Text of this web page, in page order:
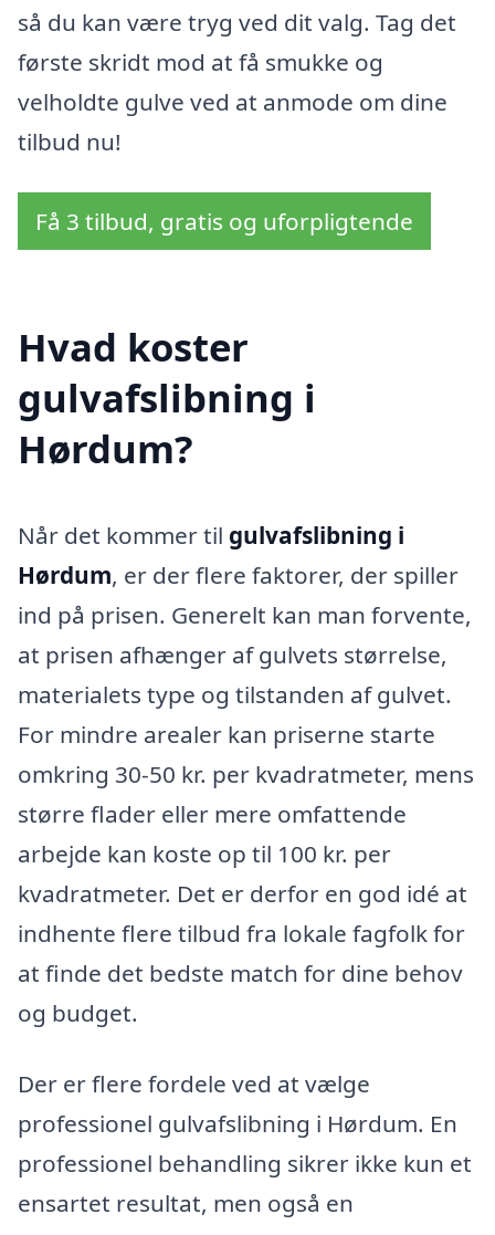
så du kan være tryg ved dit valg. Tag det
første skridt mod at få smukke og
velholdte gulve ved at anmode om dine
tilbud nu!
Få 3 tilbud, gratis og uforpligtende
Hvad koster
gulvafslibning i
Hørdum?
Når det kommer til gulvafslibning i
Hørdum, er der flere faktorer, der spiller
ind på prisen. Generelt kan man forvente,
at prisen afhænger af gulvets størrelse,
materialets type og tilstanden af gulvet.
For mindre arealer kan priserne starte
omkring 30-50 kr. per kvadratmeter, mens
større flader eller mere omfattende
arbejde kan koste op til 100 kr. per
kvadratmeter. Det er derfor en god idé at
indhente flere tilbud fra lokale fagfolk for
at finde det bedste match for dine behov
og budget.
Der er flere fordele ved at vælge
professionel gulvafslibning i Hørdum. En
professionel behandling sikrer ikke kun et
ensartet resultat, men også en